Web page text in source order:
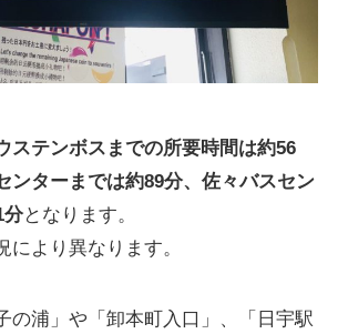
ステンボスまでの所要時間は約56
ンターまでは約89分、佐々バスセン
分となります。
より異なります。
の浦」や「卸本町入口」、「日宇駅